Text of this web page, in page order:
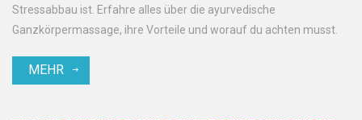
Stressabbau ist. Erfahre alles über die ayurvedische
Ganzkörpermassage, ihre Vorteile und worauf du achten musst.
MEHR